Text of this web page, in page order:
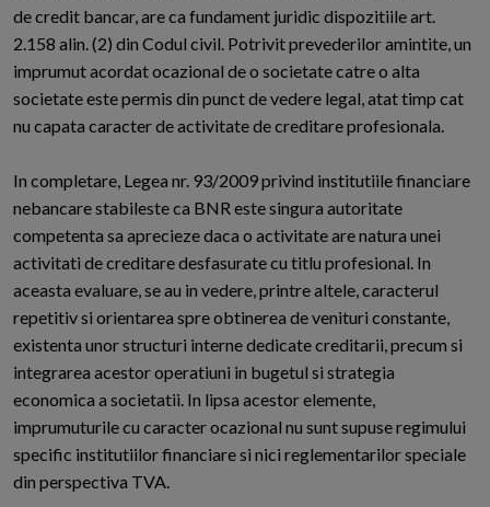
de credit bancar, are ca fundament juridic dispozitiile art.
2.158 alin. (2) din Codul civil. Potrivit prevederilor amintite, un
imprumut acordat ocazional de o societate catre o alta
societate este permis din punct de vedere legal, atat timp cat
nu capata caracter de activitate de creditare profesionala.
In completare, Legea nr. 93/2009 privind institutiile financiare
nebancare stabileste ca BNR este singura autoritate
competenta sa aprecieze daca o activitate are natura unei
activitati de creditare desfasurate cu titlu profesional. In
aceasta evaluare, se au in vedere, printre altele, caracterul
repetitiv si orientarea spre obtinerea de venituri constante,
existenta unor structuri interne dedicate creditarii, precum si
integrarea acestor operatiuni in bugetul si strategia
economica a societatii. In lipsa acestor elemente,
imprumuturile cu caracter ocazional nu sunt supuse regimului
specific institutiilor financiare si nici reglementarilor speciale
din perspectiva TVA.